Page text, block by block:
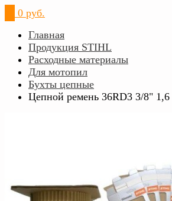
0 руб.
Главная
Продукция STIHL
Расходные материалы
Для мотопил
Бухты цепные
Цепной ремень 36RD3 3/8"